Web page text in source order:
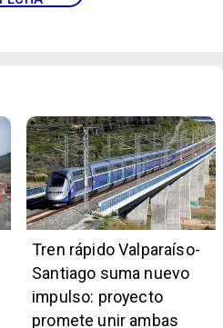
Tren rápido Valparaíso-
Santiago suma nuevo
impulso: proyecto
promete unir ambas